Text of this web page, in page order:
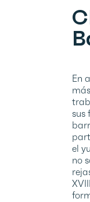
En
sus
el
no